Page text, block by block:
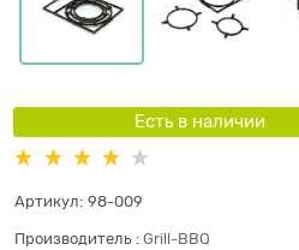
Есть в наличии
Артикул: 98-009
Производитель : Grill-BBQ